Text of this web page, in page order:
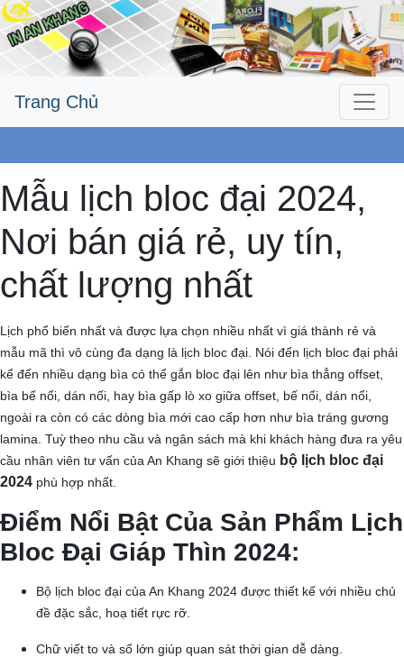
Trang Chủ
Công Ty An Khang
Mẫu lịch bloc đại 2024,
Nơi bán giá rẻ, uy tín,
chất lượng nhất
Lịch phổ biến nhất và được lựa chọn nhiều nhất vì giá thành rẻ và
mẫu mã thì vô cùng đa dạng là lịch bloc đại. Nói đến lịch bloc đại phải
kể đến nhiều dạng bìa có thể gắn bloc đại lên như bìa thẳng offset,
bìa bế nổi, dán nối, hay bìa gấp lò xo giữa offset, bế nổi, dán nổi,
ngoài ra còn có các dòng bìa mới cao cấp hơn như bìa tráng gương
lamina. Tuỳ theo nhu cầu và ngân sách mà khi khách hàng đưa ra yêu
cầu nhân viên tư vấn của An Khang sẽ giới thiệu bộ lịch bloc đại
2024 phù hợp nhất.
Điểm Nổi Bật Của Sản Phẩm Lịch
Bloc Đại Giáp Thìn 2024:
Bộ lịch bloc đại của An Khang 2024 được thiết kế với nhiều chủ
đề đặc sắc, hoạ tiết rực rỡ.
Chữ viết to và số lớn giúp quan sát thời gian dễ dàng.